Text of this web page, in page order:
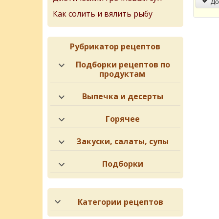
Как солить и вялить рыбу
Рубрикатор рецептов
Подборки рецептов по
продуктам
Выпечка и десерты
Горячее
Закуски, салаты, супы
Подборки
Категории рецептов